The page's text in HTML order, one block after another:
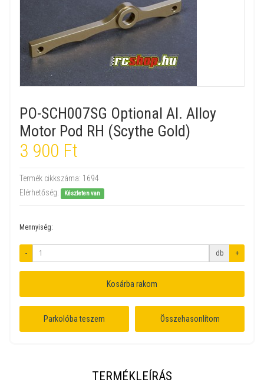
PO-SCH007SG Optional Al. Alloy
Motor Pod RH (Scythe Gold)
3 900 Ft
Termék cikkszáma: 1694
Elérhetőség:
Készleten van
Mennyiség:
- db +
Kosárba rakom
Parkolóba teszem Összehasonlítom
TERMÉKLEÍRÁS